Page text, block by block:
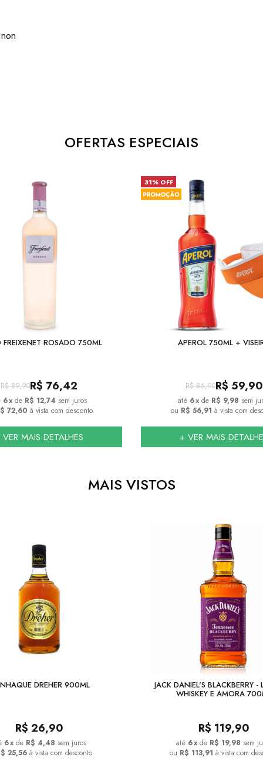
OFERTAS ESPECIAIS
ROSADO 750ML
R$ 89,90R$ 76,42
6x de R$ 12,74 sem juros
72,60 à vista com desconto
MAIS DETALHES
31% OFF
APEROL 750ML +
R$ 86,90R$ 59,90
6x de R$ 9,98 sem
ou R$ 56,91 à vista com
+ VER MAIS
MAIS VISTOS
DREHER 900ML
R$ 26,90
6x de R$ 4,48 sem juros
25,56 à vista com desconto
JACK DANIEL'S BLACKBERRY -
WHISKEY E AMORA
R$ 119,90
6x de R$ 19,98 sem
ou R$ 113,91 à vista com